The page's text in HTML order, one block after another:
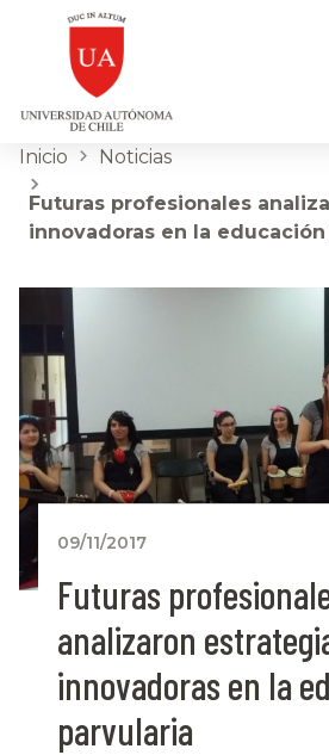
Inicio Noticias
Futuras profesionales
innovadoras en la
09/11/2017
Futuras
analizaron
innovadoras en la
parvularia